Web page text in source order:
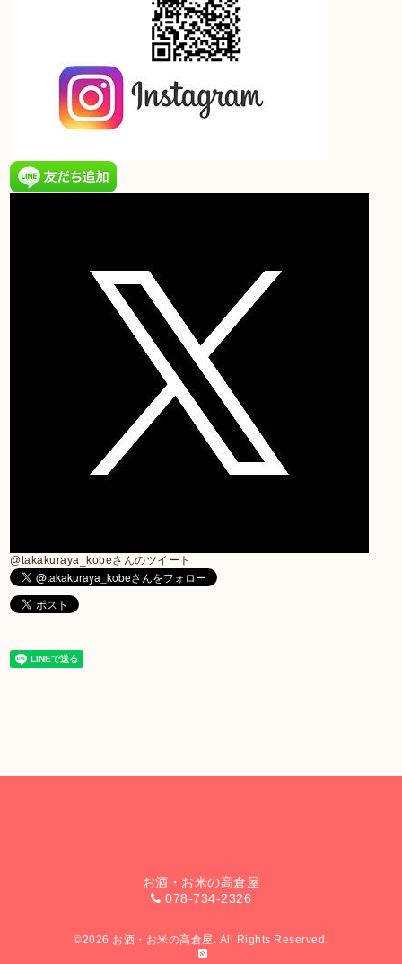
@takakuraya_kobeさんのツイート
お酒・お米の高倉屋
078-734-2326
©2026 お酒・お米の高倉屋 . All Rights Reserved.